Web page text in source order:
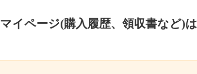
マイページ(購入履歴、領収書など)は